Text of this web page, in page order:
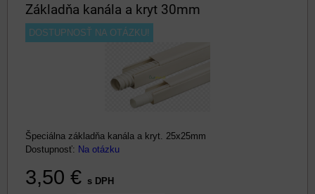
Základňa kanála a kryt 30mm
DOSTUPNOSŤ NA OTÁZKU!
Špeciálna základňa kanála a kryt. 25x25mm
Dostupnosť: Na otázku
3,50 € s DPH